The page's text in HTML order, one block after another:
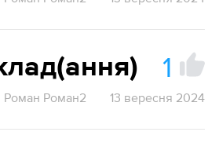
1
Роман Роман2 13 вересня 2024